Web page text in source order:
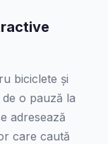
biciclete și
o pauză la
adresează
care caută